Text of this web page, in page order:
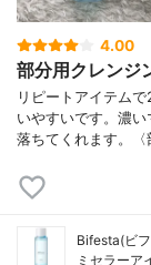
4.00
部分用クレンジ
リピートアイテム
いやすいです。濃
落ちてくれます。
Bifesta(ビ
ミセラーア